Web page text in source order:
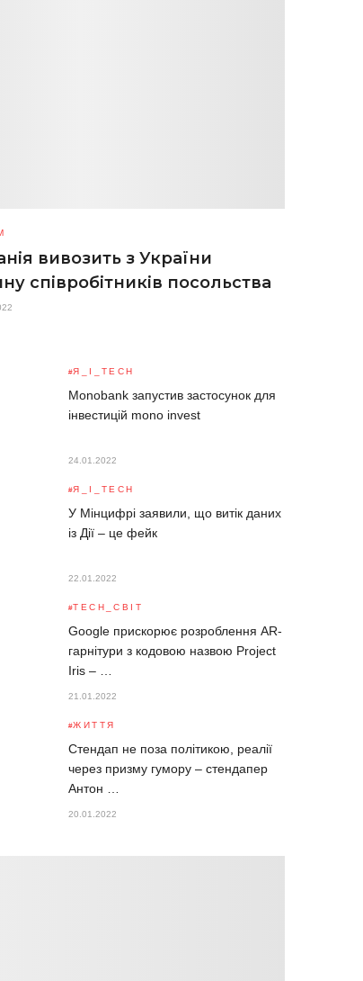
вивозить з України
співробітників посольства
Я_І_TECH
Monobank запустив застосунок для
інвестицій mono invest
24.01.2022
Я_І_TECH
У Мінцифрі заявили, що витік даних
із Дії – це фейк
22.01.2022
TECH_СВІТ
Google прискорює розроблення AR-
гарнітури з кодовою назвою Project
Iris – …
21.01.2022
ЖИТТЯ
Стендап не поза політикою, реалії
через призму гумору – стендапер
Антон …
20.01.2022